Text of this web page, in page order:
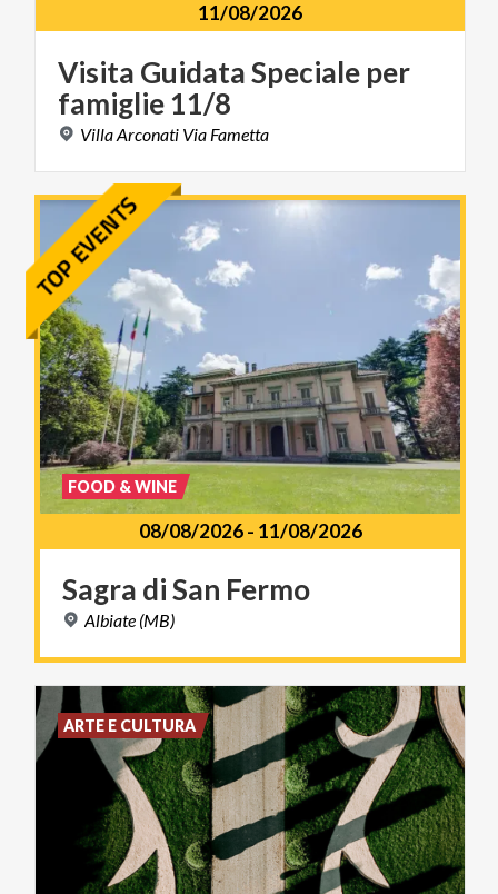
11/08/2026
Visita GuidataSpeciale per
famiglie 11/8
VillaArconati Via Fametta
08/08/2026- 11/08/2026
Sagra diSan Fermo
Albiate (MB)
FOOD & WINE
ARTE E CULTURA